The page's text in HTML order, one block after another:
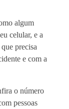
algum
celular, e a
precisa
e com a
o número
pessoas